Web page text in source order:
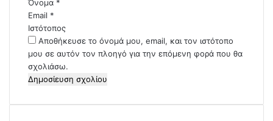
Όνομα *
Email *
Ιστότοπος
Αποθήκευσε το όνομά μου, email, και τον ιστότοπο
μου σε αυτόν τον πλοηγό για την επόμενη φορά που θα
σχολιάσω.